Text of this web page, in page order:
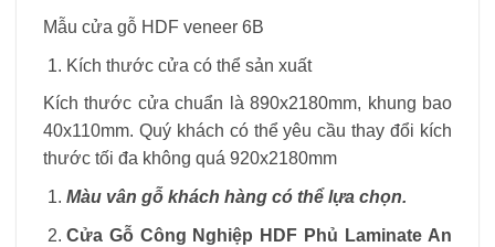
Mẫu cửa gỗ HDF veneer 6B
Kích thước cửa có thể sản xuất
Kích thước cửa chuẩn là 890x2180mm, khung bao
40x110mm. Quý khách có thể yêu cầu thay đổi kích
thước tối đa không quá 920x2180mm
Màu vân gỗ khách hàng có thể lựa chọn.
Cửa Gỗ Công Nghiệp HDF Phủ Laminate An